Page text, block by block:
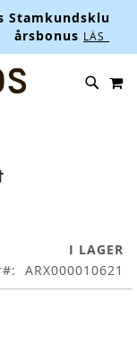
- Upp till
LÄS MER HÄR.
SKIP
I LAGER
ARX000010621